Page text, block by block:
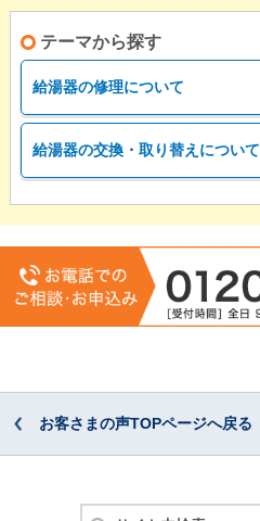
テーマから探す
給湯器の修理について
給湯器の交換・取り替えについて
お客さまの声TOPページへ戻る